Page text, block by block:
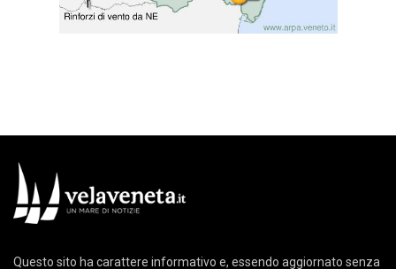
Questo sito ha carattere informativo e, essendo aggiornato senza